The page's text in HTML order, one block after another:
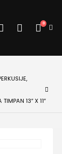
0
,
13″ X 11″